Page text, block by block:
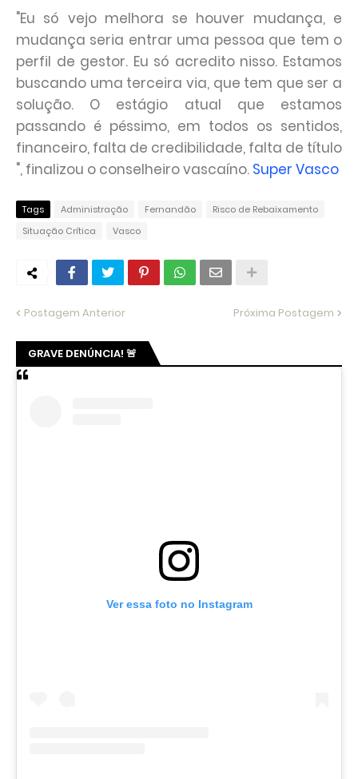
"Eu só vejo melhora se houver mudança, e
mudança seria entrar uma pessoa que tem o
perfil de gestor. Eu só acredito nisso. Estamos
buscando uma terceira via, que tem que ser a
solução. O estágio atual que estamos
passando é péssimo, em todos os sentidos,
financeiro, falta de credibilidade, falta de título
", finalizou o conselheiro vascaíno. Super Vasco
Tags Administração Fernandão
Risco de Rebaixamento
Situação Crítica
Vasco
Postagem Anterior Próxima Postagem
GRAVE DENÚNCIA! 🚨
Ver essa foto no Instagram